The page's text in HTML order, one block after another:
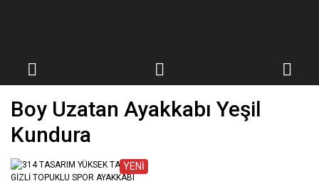
Boy Uzatan Ayakkabı Yeşil
Kundura
YENİ